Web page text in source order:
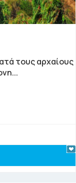
τους αρχαίους